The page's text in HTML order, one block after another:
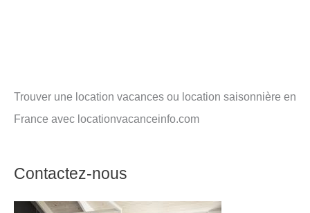
Trouver une location vacances ou location saisonnière en
France avec locationvacanceinfo.com
Contactez-nous